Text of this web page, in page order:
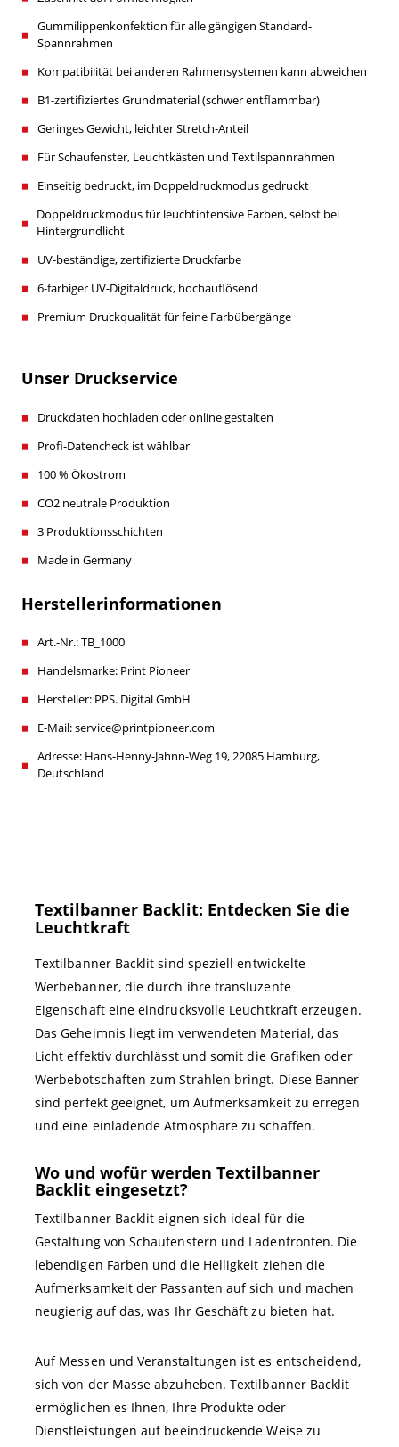
Gummilippenkonfektion für alle gängigen Standard-
Spannrahmen
Kompatibilität bei anderen Rahmensystemen kann abweichen
B1-zertifiziertes Grundmaterial (schwer entflammbar)
Geringes Gewicht, leichter Stretch-Anteil
Für Schaufenster, Leuchtkästen und Textilspannrahmen
Einseitig bedruckt, im Doppeldruckmodus gedruckt
Doppeldruckmodus für leuchtintensive Farben, selbst bei
Hintergrundlicht
UV-beständige, zertifizierte Druckfarbe
6-farbiger UV-Digitaldruck, hochauflösend
Premium Druckqualität für feine Farbübergänge
Unser Druckservice
Druckdaten hochladen oder online gestalten
Profi-Datencheck ist wählbar
100 % Ökostrom
CO2 neutrale Produktion
3 Produktionsschichten
Made in Germany
Herstellerinformationen
Art.-Nr.: TB_1000
Handelsmarke: Print Pioneer
Hersteller: PPS. Digital GmbH
E-Mail: service@printpioneer.com
Adresse: Hans-Henny-Jahnn-Weg 19, 22085 Hamburg,
Deutschland
Textilbanner Backlit: Entdecken Sie die
Leuchtkraft
Textilbanner Backlit sind speziell entwickelte
Werbebanner, die durch ihre transluzente
Eigenschaft eine eindrucksvolle Leuchtkraft erzeugen.
Das Geheimnis liegt im verwendeten Material, das
Licht effektiv durchlässt und somit die Grafiken oder
Werbebotschaften zum Strahlen bringt. Diese Banner
sind perfekt geeignet, um Aufmerksamkeit zu erregen
und eine einladende Atmosphäre zu schaffen.
Wo und wofür werden Textilbanner
Backlit eingesetzt?
Textilbanner Backlit eignen sich ideal für die
Gestaltung von Schaufenstern und Ladenfronten. Die
lebendigen Farben und die Helligkeit ziehen die
Aufmerksamkeit der Passanten auf sich und machen
neugierig auf das, was Ihr Geschäft zu bieten hat.
Auf Messen und Veranstaltungen ist es entscheidend,
sich von der Masse abzuheben. Textilbanner Backlit
ermöglichen es Ihnen, Ihre Produkte oder
Dienstleistungen auf beeindruckende Weise zu